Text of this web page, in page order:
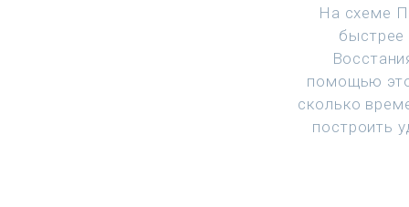
На схеме
помощью
сколько
построить